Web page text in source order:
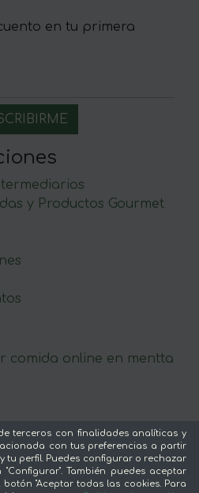
en tu primera
y Productos Gourmet
comida online en mentta
terceros con finalidades analíticas y
con tus preferencias a partir
tu perfil. Puedes configurar o rechazar
También puedes aceptar
"Aceptar todas las cookies. Para